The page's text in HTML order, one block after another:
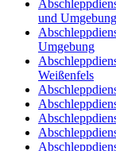
und Umgebung
Umgebung
Weißenfels